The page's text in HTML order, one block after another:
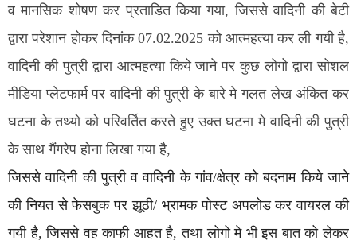
व मानसिक शोषण कर प्रताडित किया गया, जिससे वादिनी की बेटी
द्वारा परेशान होकर दिनांक 07.02.2025 को आत्महत्या कर ली गयी है,
वादिनी की पुत्री द्वारा आत्महत्या किये जाने पर कुछ लोगो द्वारा सोशल
मीडिया प्लेटफार्म पर वादिनी की पुत्री के बारे मे गलत लेख अंकित कर
घटना के तथ्यो को परिवर्तित करते हुए उक्त घटना मे वादिनी की पुत्री
के साथ गैंगरेप होना लिखा गया है,
जिससे वादिनी की पुत्री व वादिनी के गांव/क्षेत्र को बदनाम किये जाने
की नियत से फेसबुक पर झूठी/ भ्रामक पोस्ट अपलोड कर वायरल की
गयी है, जिससे वह काफी आहत है, तथा लोगो मे भी इस बात को लेकर